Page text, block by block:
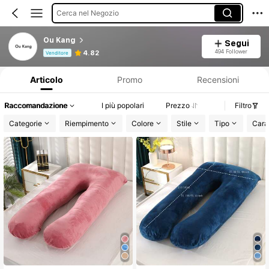
Cerca nel Negozio
Ou Kang
Venditore 4.82
Segui
494 Follower
Articolo Promo Recensioni
Raccomandazione I più popolari Prezzo
Filtro
Categorie
Riempimento Colore Stile Tipo